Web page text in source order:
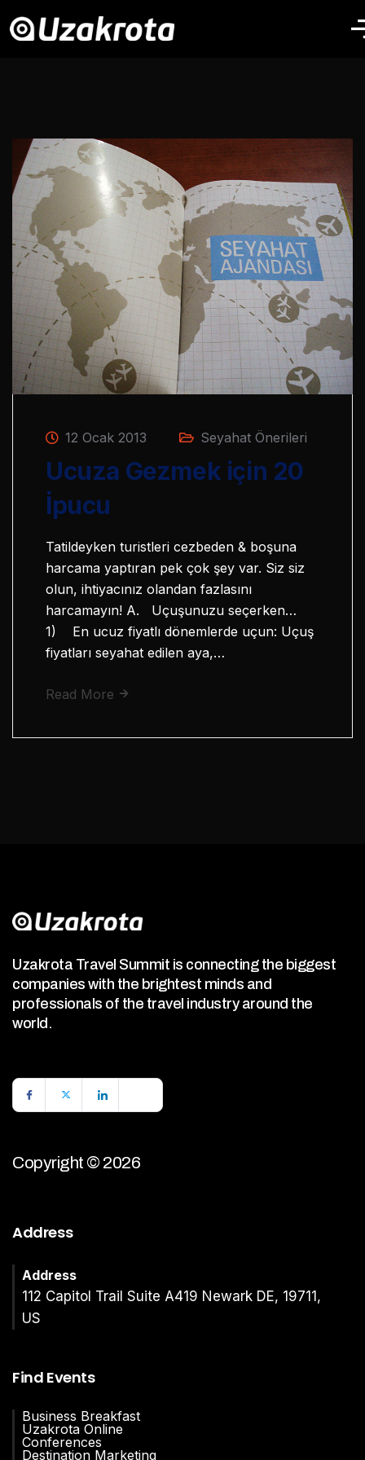
12 Ocak 2013 Seyahat Önerileri
Ucuza Gezmek için 20
İpucu
Tatildeyken turistleri cezbeden & boşuna
harcama yaptıran pek çok şey var. Siz siz
olun, ihtiyacınız olandan fazlasını
harcamayın! A. Uçuşunuzu seçerken…
1) En ucuz fiyatlı dönemlerde uçun: Uçuş
fiyatları seyahat edilen aya,…
Read More
Uzakrota Travel Summit is connecting the biggest
companies with the brightest minds and
professionals of the travel industry around the
world.
Copyright © 2026
Address
Address
112 Capitol Trail Suite A419 Newark DE, 19711,
US
Find Events
Business Breakfast
Uzakrota Online
Conferences
Destination Marketing